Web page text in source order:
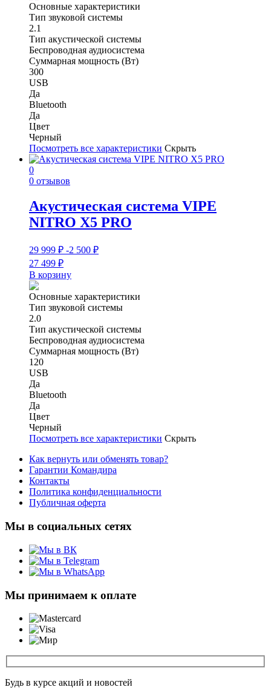
Основные характеристики
Тип звуковой системы
2.1
Тип акустической системы
Беспроводная аудиосистема
Суммарная мощность (Вт)
300
USB
Да
Bluetooth
Да
Цвет
Черный
Посмотреть все характеристики Скрыть
0
0 отзывов
Акустическая система VIPE
NITRO X5 PRO
29 999 ₽ -2 500 ₽
27 499 ₽
В корзину
Основные характеристики
Тип звуковой системы
2.0
Тип акустической системы
Беспроводная аудиосистема
Суммарная мощность (Вт)
120
USB
Да
Bluetooth
Да
Цвет
Черный
Посмотреть все характеристики Скрыть
Как вернуть или обменять товар?
Гарантии Командира
Контакты
Политика конфиденциальности
Публичная оферта
Мы в социальных сетях
Мы принимаем к оплате
Будь в курсе акций и новостей